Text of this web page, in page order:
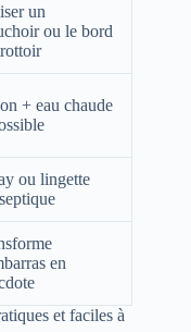
un
ou le bord
+ eau chaude
ou lingette
en
et faciles à